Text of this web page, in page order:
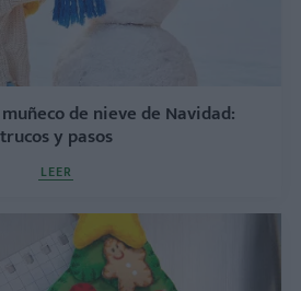
de nieve de Navidad:
trucos y pasos
LEER